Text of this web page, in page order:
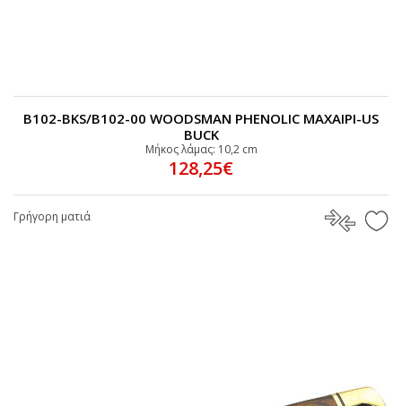
B102-BKS/B102-00 WOODSMAN PHENOLIC MAΧΑΙΡΙ-US
BUCK
Μήκος λάμας: 10,2 cm
128,25€
Γρήγορη ματιά